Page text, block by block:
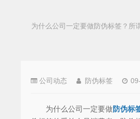
为什么公司一定要做防伪标签？所
公司动态 防伪标签
为什么公司一定要做防伪标